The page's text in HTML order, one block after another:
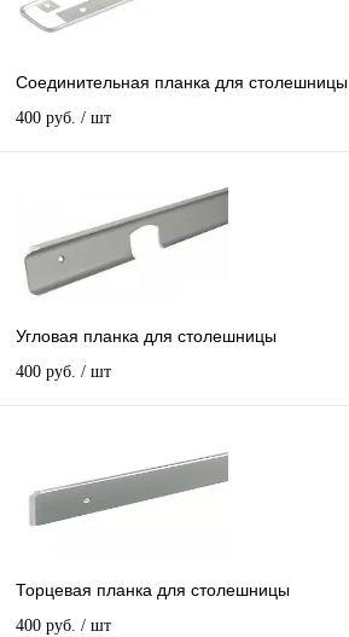
Соединительная планка для столешницы
400 руб. / шт
Угловая планка для столешницы
400 руб. / шт
Торцевая планка для столешницы
400 руб. / шт